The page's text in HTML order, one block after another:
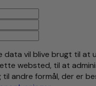
data vil blive brugt til at
websted, til at
andre formål, der er